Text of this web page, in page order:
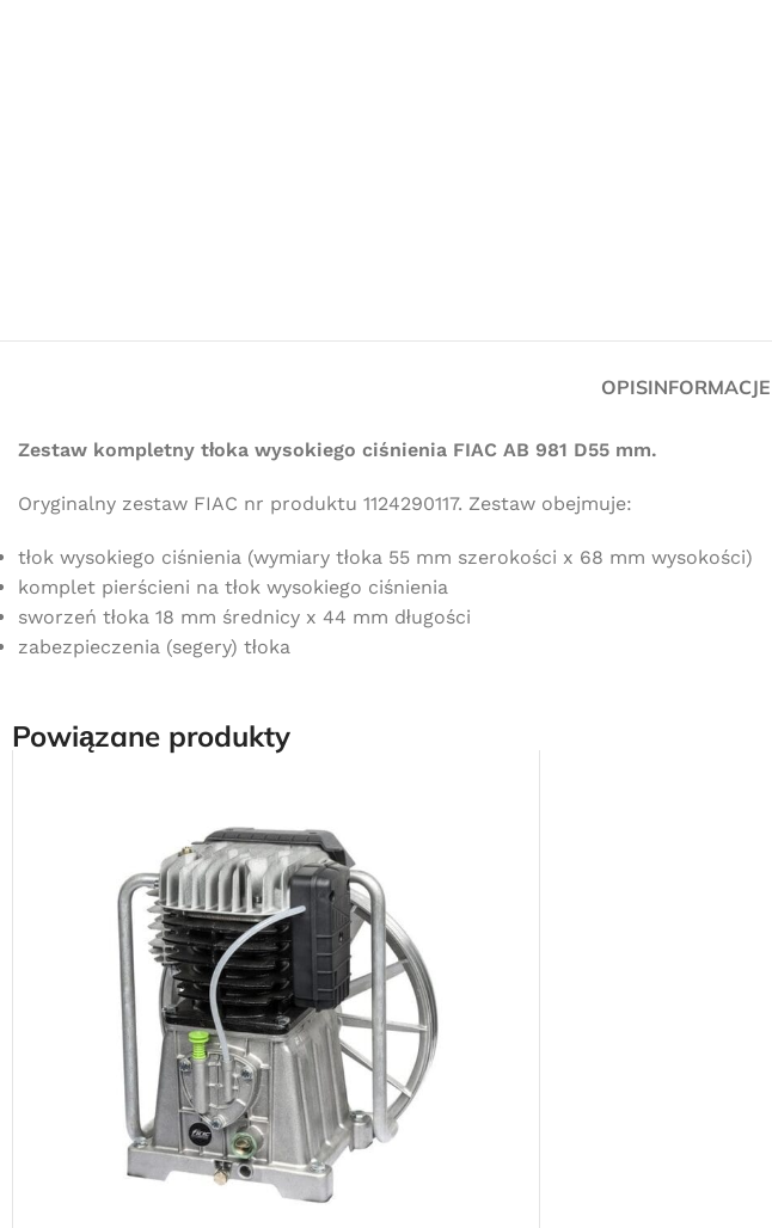
OPIS
Zestaw kompletny tłoka wysokiego ciśnienia FIAC AB 981 D55 mm.
Oryginalny zestaw FIAC nr produktu 1124290117. Zestaw obejmuje:
tłok wysokiego ciśnienia (wymiary tłoka 55 mm szerokości x 68 mm wysokości)
komplet pierścieni na tłok wysokiego ciśnienia
sworzeń tłoka 18 mm średnicy x 44 mm długości
zabezpieczenia (segery) tłoka
Powiązane produkty